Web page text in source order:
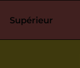
Supérieur